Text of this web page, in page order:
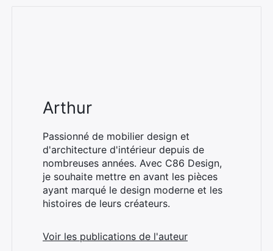
Arthur
Passionné de mobilier design et
d'architecture d'intérieur depuis de
nombreuses années. Avec C86 Design,
je souhaite mettre en avant les pièces
ayant marqué le design moderne et les
histoires de leurs créateurs.
Voir les publications de l'auteur